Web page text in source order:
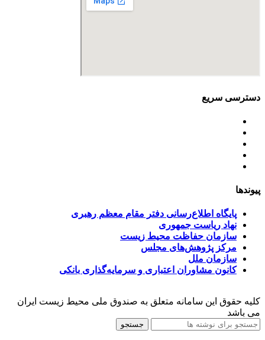
دسترسی سریع
پیوندها
پایگاه اطلاع‌رسانی دفتر مقام معظم رهبری
نهاد ریاست جمهوری
سازمان حفاظت محیط زیست
مرکز پژوهش‌های مجلس
سازمان ملل
کانون مشاوران اعتباری و سرمایه‌گذاری بانکی
کلیه حقوق این سامانه متعلق به صندوق ملی محیط زیست ایران
می باشد
جستجو